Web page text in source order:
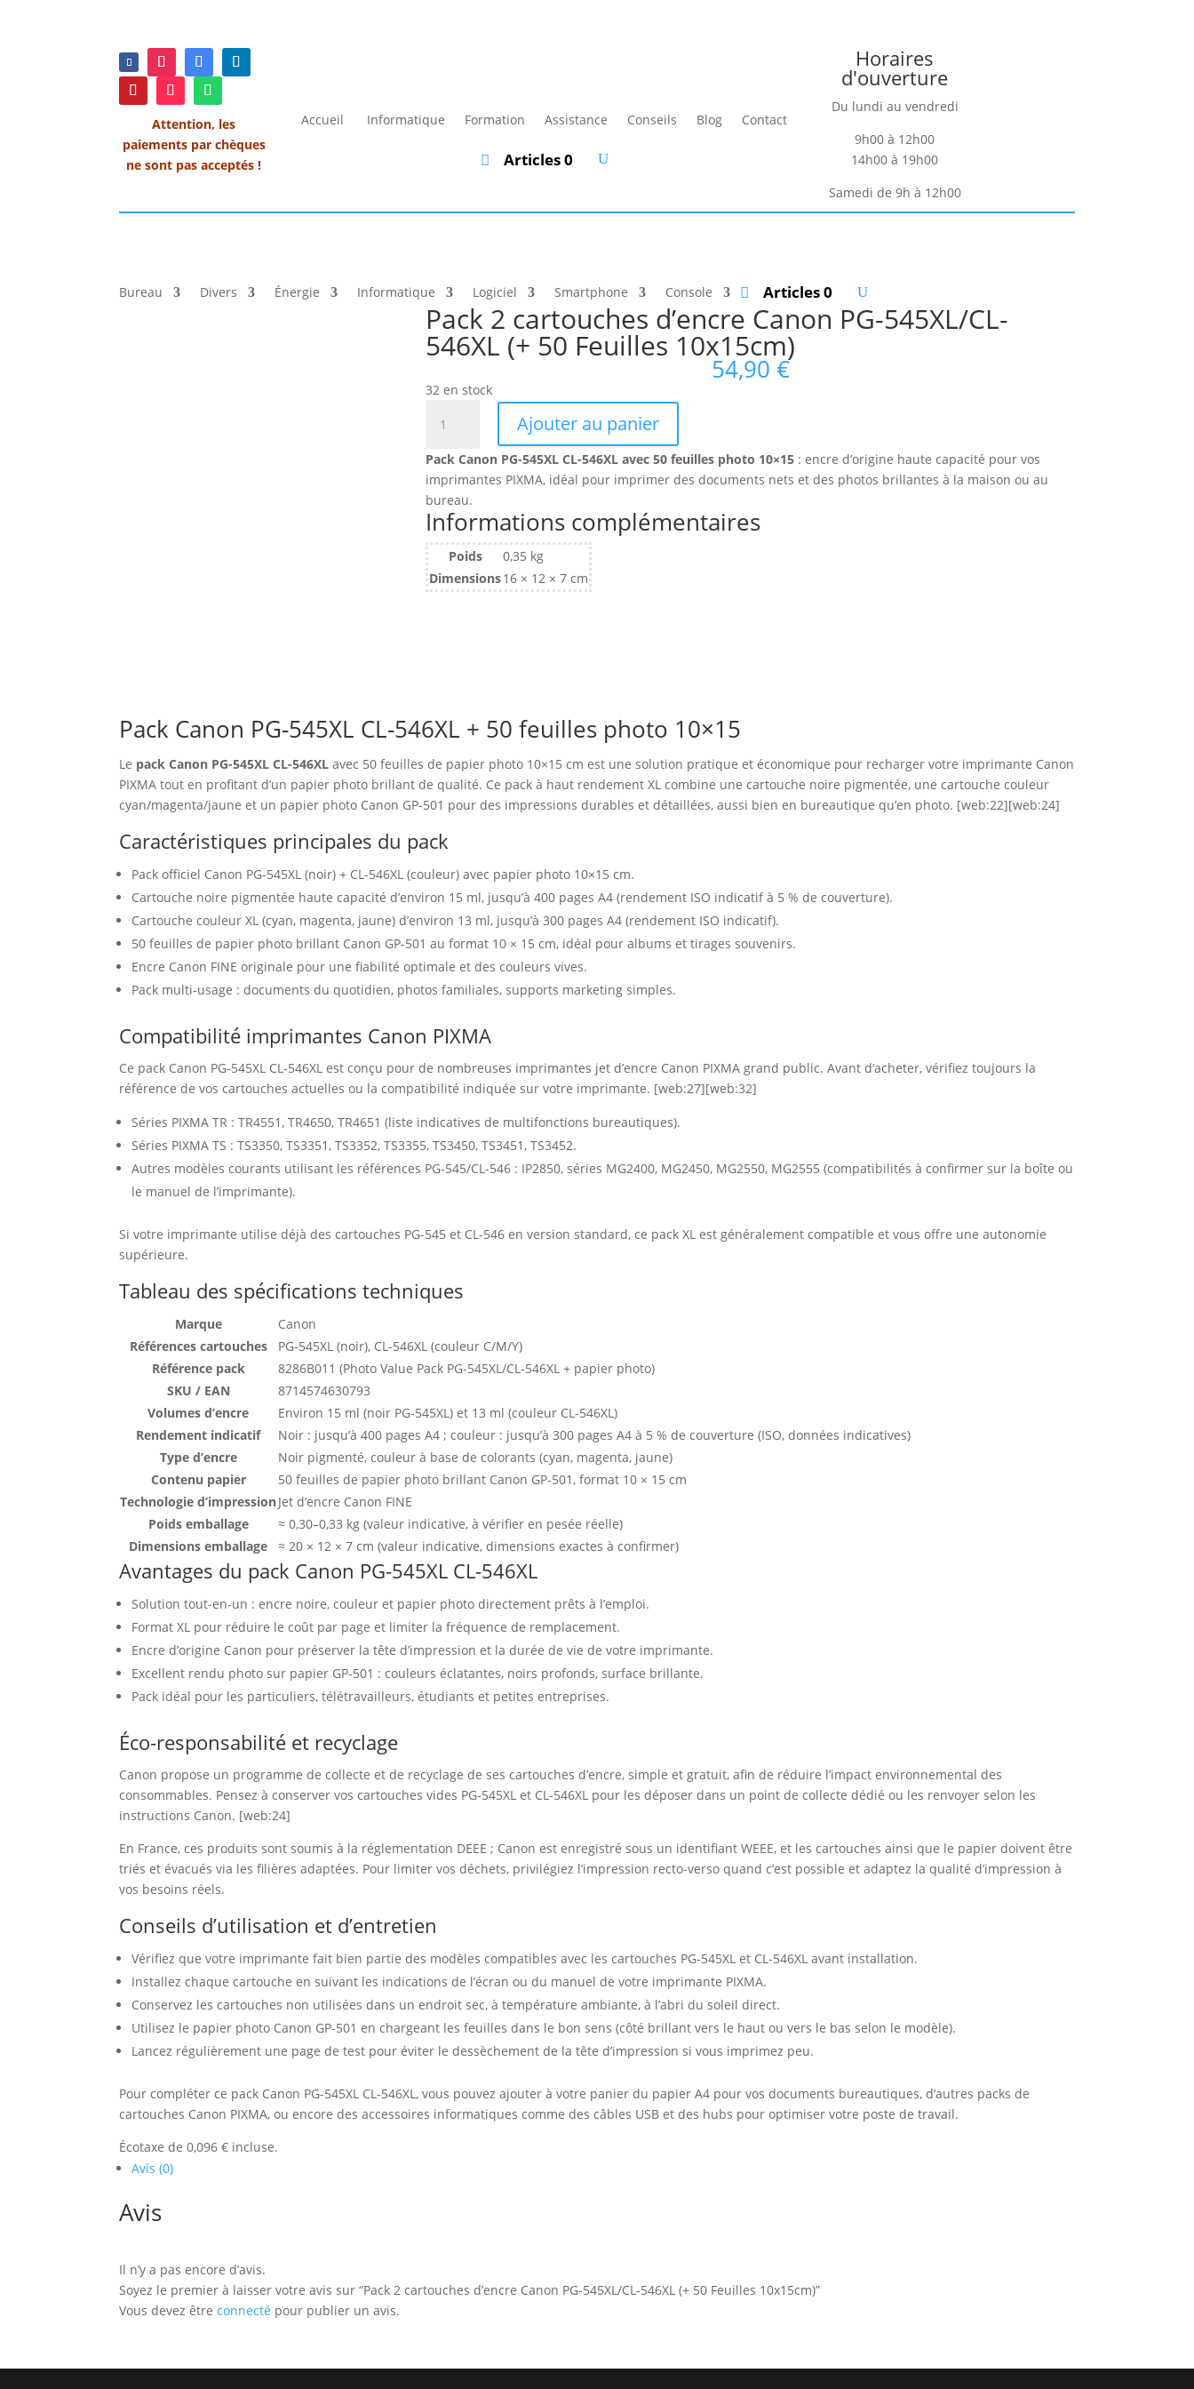
Attention, les
paiements par chèques
ne sont pas acceptés !
Accueil Informatique Formation Assistance Conseils Blog Contact
Articles 0
Horaires
d'ouverture
Du lundi au vendredi
9h00 à 12h00
14h00 à 19h00
Samedi de 9h à 12h00
Bureau Divers Énergie Informatique Logiciel Smartphone Console Articles 0
Pack 2 cartouches d’encre Canon PG-545XL/CL-
546XL (+ 50 Feuilles 10x15cm)
54,90 €
32 en stock
cartouches
d'encre
Canon
PG-
545XL/CL-
546XL
Ajouter au panier
Pack Canon PG-545XL CL-546XL avec 50 feuilles photo 10×15 : encre d’origine haute capacité pour vos
imprimantes PIXMA, idéal pour imprimer des documents nets et des photos brillantes à la maison ou au
bureau.
Informations complémentaires
Poids
0,35 kg
Dimensions16 × 12 × 7 cm
Pack Canon PG-545XL CL-546XL + 50 feuilles photo 10×15
Le pack Canon PG-545XL CL-546XL avec 50 feuilles de papier photo 10×15 cm est une solution pratique et économique pour recharger votre imprimante Canon
PIXMA tout en profitant d’un papier photo brillant de qualité. Ce pack à haut rendement XL combine une cartouche noire pigmentée, une cartouche couleur
cyan/magenta/jaune et un papier photo Canon GP-501 pour des impressions durables et détaillées, aussi bien en bureautique qu’en photo. [web:22][web:24]
Caractéristiques principales du pack
Pack officiel Canon PG-545XL (noir) + CL-546XL (couleur) avec papier photo 10×15 cm.
Cartouche noire pigmentée haute capacité d’environ 15 ml, jusqu’à 400 pages A4 (rendement ISO indicatif à 5 % de couverture).
Cartouche couleur XL (cyan, magenta, jaune) d’environ 13 ml, jusqu’à 300 pages A4 (rendement ISO indicatif).
50 feuilles de papier photo brillant Canon GP-501 au format 10 × 15 cm, idéal pour albums et tirages souvenirs.
Encre Canon FINE originale pour une fiabilité optimale et des couleurs vives.
Pack multi-usage : documents du quotidien, photos familiales, supports marketing simples.
Compatibilité imprimantes Canon PIXMA
Ce pack Canon PG-545XL CL-546XL est conçu pour de nombreuses imprimantes jet d’encre Canon PIXMA grand public. Avant d’acheter, vérifiez toujours la
référence de vos cartouches actuelles ou la compatibilité indiquée sur votre imprimante. [web:27][web:32]
Séries PIXMA TR : TR4551, TR4650, TR4651 (liste indicatives de multifonctions bureautiques).
Séries PIXMA TS : TS3350, TS3351, TS3352, TS3355, TS3450, TS3451, TS3452.
Autres modèles courants utilisant les références PG-545/CL-546 : IP2850, séries MG2400, MG2450, MG2550, MG2555 (compatibilités à confirmer sur la boîte ou
le manuel de l’imprimante).
Si votre imprimante utilise déjà des cartouches PG-545 et CL-546 en version standard, ce pack XL est généralement compatible et vous offre une autonomie
supérieure.
Tableau des spécifications techniques
Marque
Canon
Références cartouches
PG-545XL (noir), CL-546XL (couleur C/M/Y)
Référence pack
8286B011 (Photo Value Pack PG-545XL/CL-546XL + papier photo)
SKU / EAN
8714574630793
Volumes d’encre
Environ 15 ml (noir PG-545XL) et 13 ml (couleur CL-546XL)
Rendement indicatif
Noir : jusqu’à 400 pages A4 ; couleur : jusqu’à 300 pages A4 à 5 % de couverture (ISO, données indicatives)
Type d’encre
Noir pigmenté, couleur à base de colorants (cyan, magenta, jaune)
Contenu papier
50 feuilles de papier photo brillant Canon GP-501, format 10 × 15 cm
Technologie d’impressionJet d’encre Canon FINE
Poids emballage
≈ 0,30–0,33 kg (valeur indicative, à vérifier en pesée réelle)
Dimensions emballage
≈ 20 × 12 × 7 cm (valeur indicative, dimensions exactes à confirmer)
Avantages du pack Canon PG-545XL CL-546XL
Solution tout-en-un : encre noire, couleur et papier photo directement prêts à l’emploi.
Format XL pour réduire le coût par page et limiter la fréquence de remplacement.
Encre d’origine Canon pour préserver la tête d’impression et la durée de vie de votre imprimante.
Excellent rendu photo sur papier GP-501 : couleurs éclatantes, noirs profonds, surface brillante.
Pack idéal pour les particuliers, télétravailleurs, étudiants et petites entreprises.
Éco-responsabilité et recyclage
Canon propose un programme de collecte et de recyclage de ses cartouches d’encre, simple et gratuit, afin de réduire l’impact environnemental des
consommables. Pensez à conserver vos cartouches vides PG-545XL et CL-546XL pour les déposer dans un point de collecte dédié ou les renvoyer selon les
instructions Canon. [web:24]
En France, ces produits sont soumis à la réglementation DEEE ; Canon est enregistré sous un identifiant WEEE, et les cartouches ainsi que le papier doivent être
triés et évacués via les filières adaptées. Pour limiter vos déchets, privilégiez l’impression recto-verso quand c’est possible et adaptez la qualité d’impression à
vos besoins réels.
Conseils d’utilisation et d’entretien
Vérifiez que votre imprimante fait bien partie des modèles compatibles avec les cartouches PG-545XL et CL-546XL avant installation.
Installez chaque cartouche en suivant les indications de l’écran ou du manuel de votre imprimante PIXMA.
Conservez les cartouches non utilisées dans un endroit sec, à température ambiante, à l’abri du soleil direct.
Utilisez le papier photo Canon GP-501 en chargeant les feuilles dans le bon sens (côté brillant vers le haut ou vers le bas selon le modèle).
Lancez régulièrement une page de test pour éviter le dessèchement de la tête d’impression si vous imprimez peu.
Pour compléter ce pack Canon PG-545XL CL-546XL, vous pouvez ajouter à votre panier du papier A4 pour vos documents bureautiques, d’autres packs de
cartouches Canon PIXMA, ou encore des accessoires informatiques comme des câbles USB et des hubs pour optimiser votre poste de travail.
Écotaxe de 0,096 € incluse.
Avis (0)
Avis
Il n’y a pas encore d’avis.
Soyez le premier à laisser votre avis sur “Pack 2 cartouches d’encre Canon PG-545XL/CL-546XL (+ 50 Feuilles 10x15cm)”
Vous devez êtreconnecté pour publier un avis.